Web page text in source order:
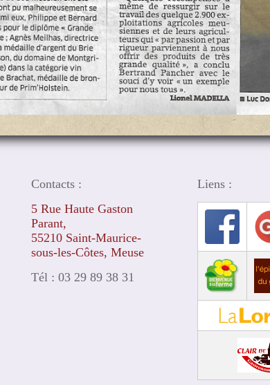
Contacts :
5 Rue Haute Gaston
Parant,
55210 Saint-Maurice-
sous-les-Côtes, Meuse
Tél : 03 29 89 38 31
Liens :